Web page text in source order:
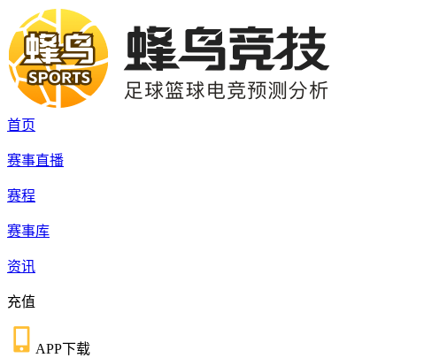
首页
赛事直播
赛程
赛事库
资讯
充值
APP下载